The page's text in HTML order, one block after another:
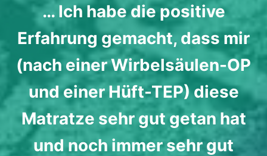
… Ich habe die positive
Erfahrung gemacht, dass mir
(nach einer Wirbelsäulen-OP
und einer Hüft-TEP) diese
Matratze sehr gut getan hat
und noch immer sehr gut